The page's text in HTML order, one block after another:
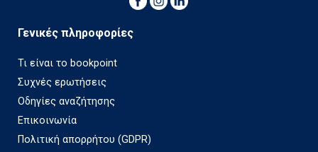
Γενικές πληροφορίες
Τι είναι το bookpoint
Συχνές ερωτήσεις
Οδηγίες αναζήτησης
Επικοινωνία
Πολιτική απορρήτου (GDPR)